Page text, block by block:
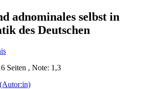
adnominales selbst in
des Deutschen
Seiten , Note: 1,3